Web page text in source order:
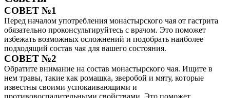
СОВЕТ №1
Перед началом употребления монастырского чая от гастрита
обязательно проконсультируйтесь с врачом. Это поможет
избежать возможных осложнений и подобрать наиболее
подходящий состав чая для вашего состояния.
СОВЕТ №2
Обратите внимание на состав монастырского чая. Ищите в
нем травы, такие как ромашка, зверобой и мяту, которые
известны своими успокаивающими и
противовоспалительными свойствами. Это поможет